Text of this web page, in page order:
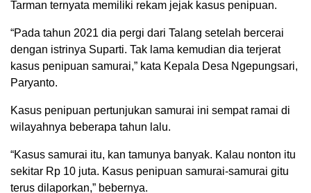
Tarman ternyata memiliki rekam jejak kasus penipuan.
“Pada tahun 2021 dia pergi dari Talang setelah bercerai
dengan istrinya Suparti. Tak lama kemudian dia terjerat
kasus penipuan samurai,” kata Kepala Desa Ngepungsari,
Paryanto.
Kasus penipuan pertunjukan samurai ini sempat ramai di
wilayahnya beberapa tahun lalu.
“Kasus samurai itu, kan tamunya banyak. Kalau nonton itu
sekitar Rp 10 juta. Kasus penipuan samurai-samurai gitu
terus dilaporkan,” bebernya.